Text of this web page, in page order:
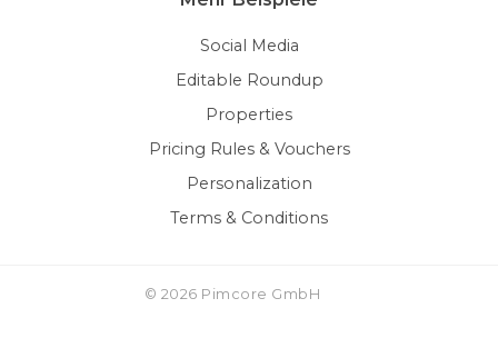
Social Media
Editable Roundup
Properties
Pricing Rules & Vouchers
Personalization
Terms & Conditions
© 2026 Pimcore GmbH